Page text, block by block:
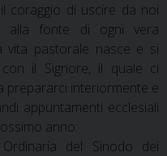
coraggio di uscire da noi
fonte di ogni vera
vita pastorale nasce e si
il Signore, il quale ci
prepararci interiormente e
appuntamenti ecclesiali
anno:
del Sinodo dei